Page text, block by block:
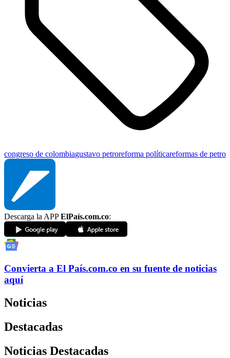
congreso de colombiagustavo petroreforma políticareformas de petro
Descarga la APPElPaís.com.co:
Convierta a El País.com.co en su fuente de noticias
aquí
Noticias
Destacadas
Noticias Destacadas